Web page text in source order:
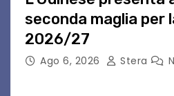
seconda maglia per
2026/27
Ago 6, 2026 Stera